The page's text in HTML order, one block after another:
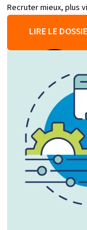
Recruter mieux, plus
LIRE LE